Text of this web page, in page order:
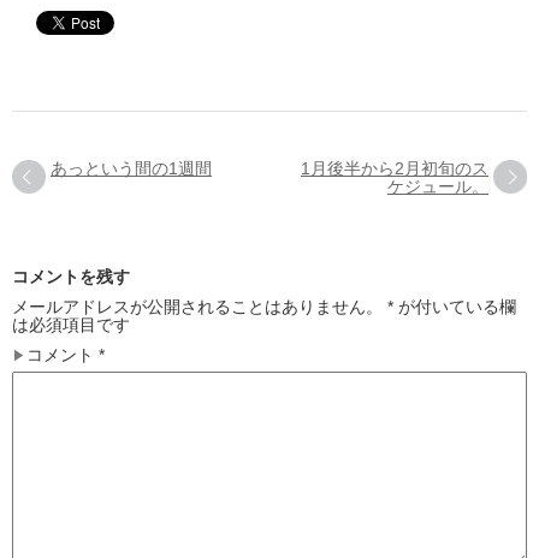
あっという間の1週間
1月後半から2月初旬のス
ケジュール。
コメントを残す
メールアドレスが公開されることはありません。
* が付いている欄
は必須項目です
コメント *